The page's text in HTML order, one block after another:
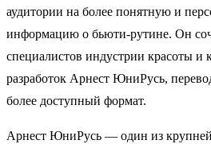
аудитории на более понятную и
информацию о бьюти-рутине. Он
специалистов индустрии красоты и
разработок Арнест ЮниРусь,
более доступный формат.
Арнест ЮниРусь — один из